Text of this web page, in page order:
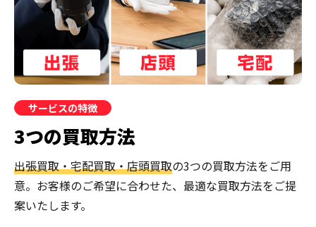
サービスの特徴
3つの買取方法
出張買取・宅配買取・店頭買取の3つの買取方法をご用
意。お客様のご希望に合わせた、最適な買取方法をご提
案いたします。